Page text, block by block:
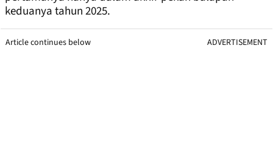
keduanya tahun 2025.
Article continues below ADVERTISEMENT